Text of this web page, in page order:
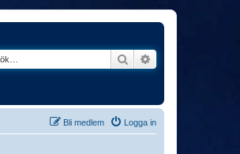
Sök
Logga in
Bli medlem